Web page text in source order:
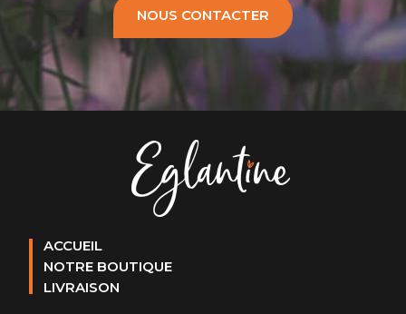
NOUS CONTACTER
ACCUEIL
NOTRE BOUTIQUE
LIVRAISON